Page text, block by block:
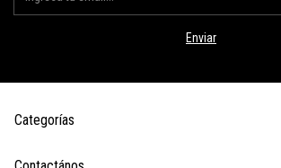
Categorías